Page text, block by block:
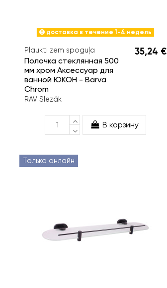
доставка в течение 1-4 недель
Plaukti zem spoguļa
Полочка стеклянная 500
мм хром Аксессуар для
ванной ЮКОН - Barva
Chrom
RAV Slezák
35,24 €
В корзину
Только онлайн